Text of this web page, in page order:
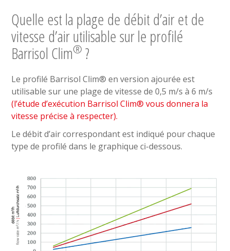
Quelle est la plage de débit d’air et de
vitesse d’air utilisable sur le profilé
Barrisol Clim® ?
Le profilé Barrisol Clim® en version ajourée est
utilisable sur une plage de vitesse de 0,5 m/s à 6 m/s
(l’étude d’exécution Barrisol Clim® vous donnera la
vitesse précise à respecter).
Le débit d’air correspondant est indiqué pour chaque
type de profilé dans le graphique ci-dessous.